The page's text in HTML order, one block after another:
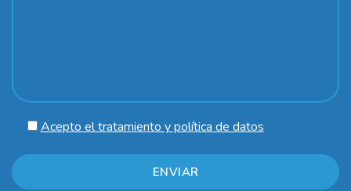
Acepto el tratamiento y política de datos